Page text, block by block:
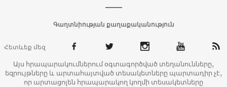
Գաղտնիության քաղաքականություն
Հետևեք մեզ
Այս հրապարակումներում օգտագործված տեղանունները,
եզրույթները և արտահայտված տեսակետները պարտադիր չէ,
որ արտացոլեն հրապարակող կողմի տեսակետները